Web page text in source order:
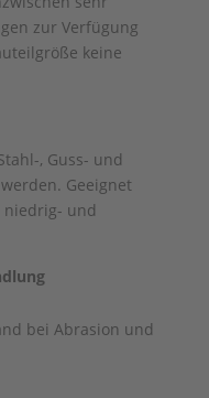
zur Verfügung
keine
, Guss- und
Geeignet
niedrig- und
bei Abrasion und